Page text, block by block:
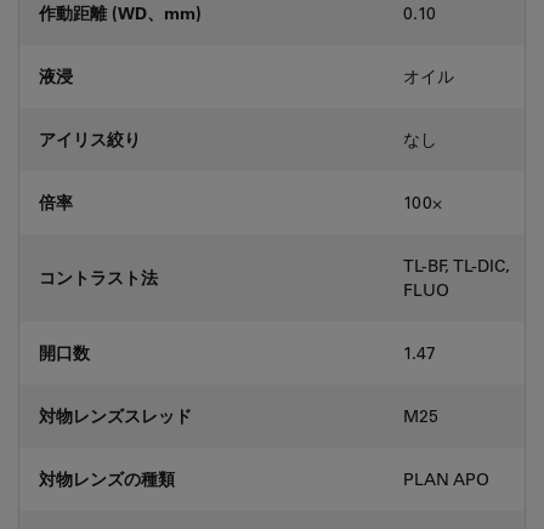
作動距離 (WD、mm) 0.10
液浸 オイル
アイリス絞り なし
倍率 100⨉
コントラスト法
TL-BF, TL-DIC,
FLUO
開口数 1.47
対物レンズスレッド M25
対物レンズの種類 PLAN APO